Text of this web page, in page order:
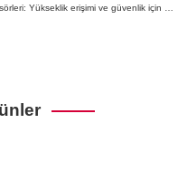
Yükseklik erişimi ve güvenlik için bir çözüm